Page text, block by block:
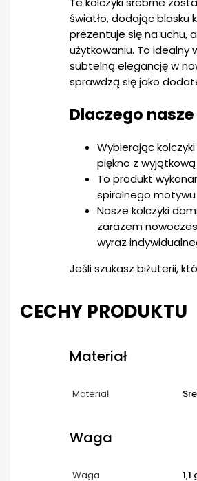
światło, dodając blasku
prezentuje się na uchu,
użytkowaniu. To idealny
subtelną elegancję w
sprawdzą się jako
Dlaczego
Wybierając
piękno z
To produkt
spiralnego
Nasze kolczyki
zarazem
wyraz
Jeśli szukasz biżuterii,
CECHY PRODUKTU
Materiał
Materiał
Waga
Waga 1,1